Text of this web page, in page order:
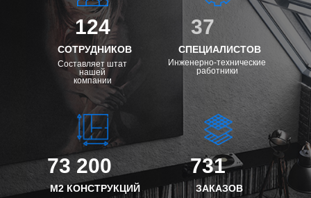
124
СОТРУДНИКОВ
Составляет штат
нашей
компании
73 200
М2 КОНСТРУКЦИЙ
731
ЗАКАЗОВ
37
СПЕЦИАЛИСТОВ
Инженерно-технические
работники